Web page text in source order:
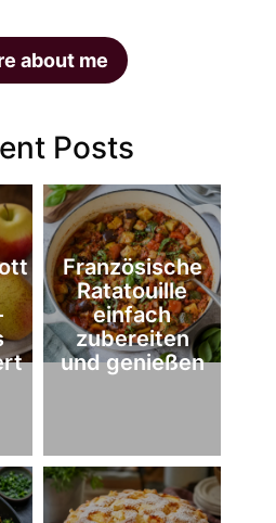
about me
Posts
Französische
Ratatouille
einfach
zubereiten
und genießen